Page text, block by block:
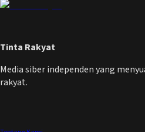
Tinta Rakyat
Media siber independen yang
rakyat.